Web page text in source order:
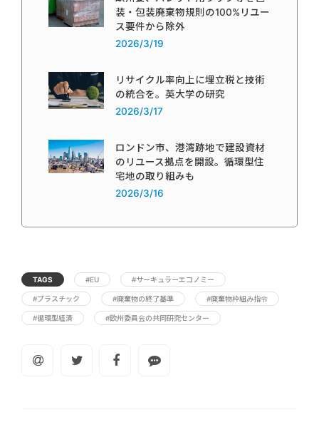
装・包装廃棄物規則の100%リユー
ス要件から除外
2026/3/19
リサイクル率向上に埋立税と技術
の統合を。英大学の研究
2026/3/17
ロンドン市、港湾跡地で建設資材
のリユース拠点を開設。循環型住
宅地の取り組みも
2026/3/16
TAGS #EU #サーキュラーエコノミー
#プラスチック #廃棄物の終了基準 #廃棄物枠組み指令
#循環型経済 #欧州委員会の共同研究センター